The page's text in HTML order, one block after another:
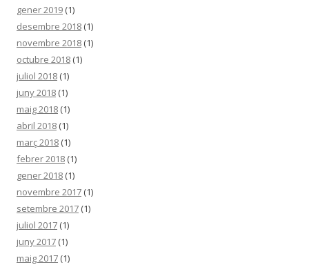
gener 2019 (1)
desembre 2018 (1)
novembre 2018 (1)
octubre 2018 (1)
juliol 2018 (1)
juny 2018 (1)
maig 2018 (1)
abril 2018 (1)
març 2018 (1)
febrer 2018 (1)
gener 2018 (1)
novembre 2017 (1)
setembre 2017 (1)
juliol 2017 (1)
juny 2017 (1)
maig 2017 (1)